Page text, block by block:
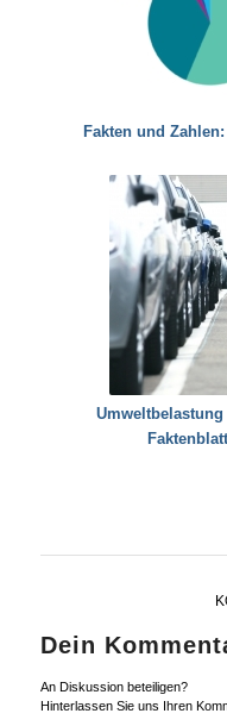
Fakten und
Dein
An Diskussion beteiligen?
Hinterlassen Sie uns Ihren